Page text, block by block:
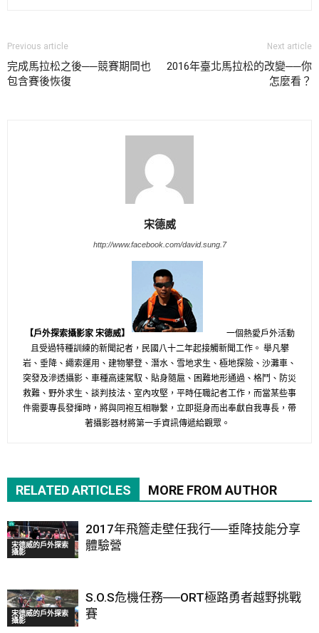
Previous article
完成馬拉松之後──競賽期間也
包含賽後恢復
Next article
2016年臺北馬拉松的改變──你
怎麼看？
宋德威
http://www.facebook.com/david.sung.7
【戶外探索攝影家 宋德威】
一個熱愛戶外活動
且受過特種訓練的新聞記者，民國八十二年起接觸新聞工作。 舉凡攀
岩、垂降、繩索運用、建物攀登、潛水、雪地求生、極地探險、沙灘車、
突發及滲透攝影、車種高速駕馭、貼身隨扈、困難地形通過、格鬥、防災
救難、野外求生、談判技法、室內攻堅，平時任職記者工作，而當某些事
件需要專長發揮時，將與同袍互相聯繫，立即挺身而出奉獻自我專長，帶
著攝影器材將第一手資訊傳遞給觀眾。
RELATED ARTICLES MORE FROM AUTHOR
宋德威的戶外探索
攝影
2017年飛簷走壁任我行──垂降技能分享
體驗營
宋德威的戶外探索
攝影
S.O.S危機任務──ORT極路勇者越野挑戰
賽